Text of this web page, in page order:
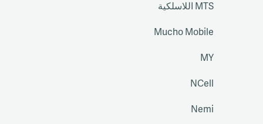
MTS اللاسلكية
Mucho Mobile
MY
NCell
Nemi